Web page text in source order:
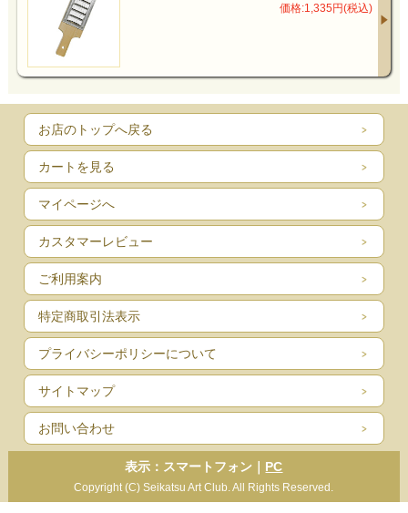
価格:1,335円(税込)
お店のトップへ戻る
カートを見る
マイページへ
カスタマーレビュー
ご利用案内
特定商取引法表示
プライバシーポリシーについて
サイトマップ
お問い合わせ
表示：スマートフォン｜ PC
Copyright (C) Seikatsu Art Club. All Rights Reserved.